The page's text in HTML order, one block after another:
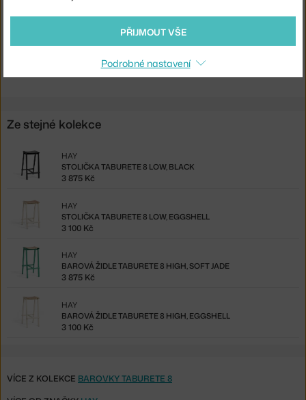
Ste zo Slovenska? Prejdite naBarová stolička Taburete 8 High,
Ze stejné kolekce
STOLIČKA TABURETE 8 LOW, BLACK
HAY
3 875 Kč
STOLIČKA TABURETE 8 LOW, EGGSHELL
HAY
3 100 Kč
BAROVÁ ŽIDLE TABURETE 8 HIGH, SOFT JADE
HAY
3 875 Kč
BAROVÁ ŽIDLE TABURETE 8 HIGH, EGGSHELL
HAY
3 100 Kč
VÍCE Z KOLEKCE BAROVKY TABURETE 8
PŘIJMOUT VŠE
Podrobné nastavení